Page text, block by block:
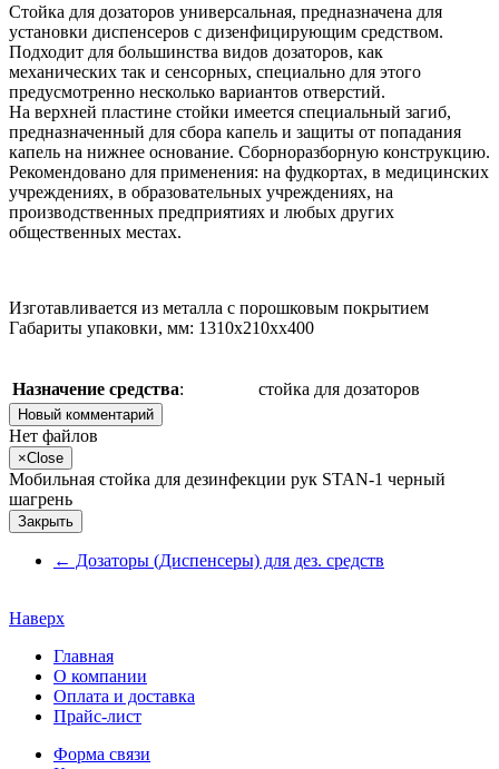
Стойка для дозаторов универсальная, предназначена для
установки диспенсеров с дизенфицирующим средством.
Подходит для большинства видов дозаторов, как
механических так и сенсорных, специально для этого
предусмотренно несколько вариантов отверстий.
На верхней пластине стойки имеется специальный загиб,
предназначенный для сбора капель и защиты от попадания
капель на нижнее основание. Сборноразборную конструкцию.
Рекомендовано для применения: на фудкортах, в медицинских
учреждениях, в образовательных учреждениях, на
производственных предприятиях и любых других
общественных местах.
Изготавливается из металла с порошковым покрытием
Габариты упаковки, мм: 1310х210хх400
Назначение средства: стойка для дозаторов
Новый комментарий
Нет файлов
×Close
Мобильная стойка для дезинфекции рук STAN-1 черный
шагрень
Закрыть
← Дозаторы (Диспенсеры) для дез. средств
Наверх
Главная
О компании
Оплата и доставка
Прайс-лист
Форма связи